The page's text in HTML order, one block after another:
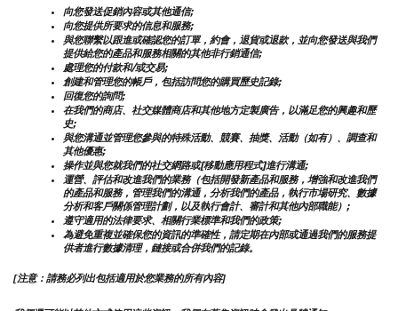
向您發送促銷內容或其他通信;
向您提供所要求的信息和服務;
與您聯繫以跟進或確認您的訂單，約會，退貨或退款，並向您發送與我們
提供給您的產品和服務相關的其他非行銷通信;
處理您的付款和/或交易;
創建和管理您的帳戶，包括訪問您的購買歷史記錄;
回復您的詢問;
在我們的商店、社交媒體商店和其他地方定製廣告，以滿足您的興趣和歷
史;
與您溝通並管理您參與的特殊活動、競賽、抽獎、活動（如有）、調查和
其他優惠;
操作並與您就我們的社交網路或[移動應用程式]進行溝通;
運營、評估和改進我們的業務（包括開發新產品和服務，增強和改進我們
的產品和服務，管理我們的溝通，分析我們的產品，執行市場研究、數據
分析和客戶關係管理計劃，以及執行會計、審計和其他內部職能）;
遵守適用的法律要求、相關行業標準和我們的政策;
為避免重複並確保您的資訊的準確性，請定期在內部或通過我們的服務提
供者進行數據清理，鏈接或合併我們的記錄。
[注意：請務必列出包括適用於您業務的所有內容]